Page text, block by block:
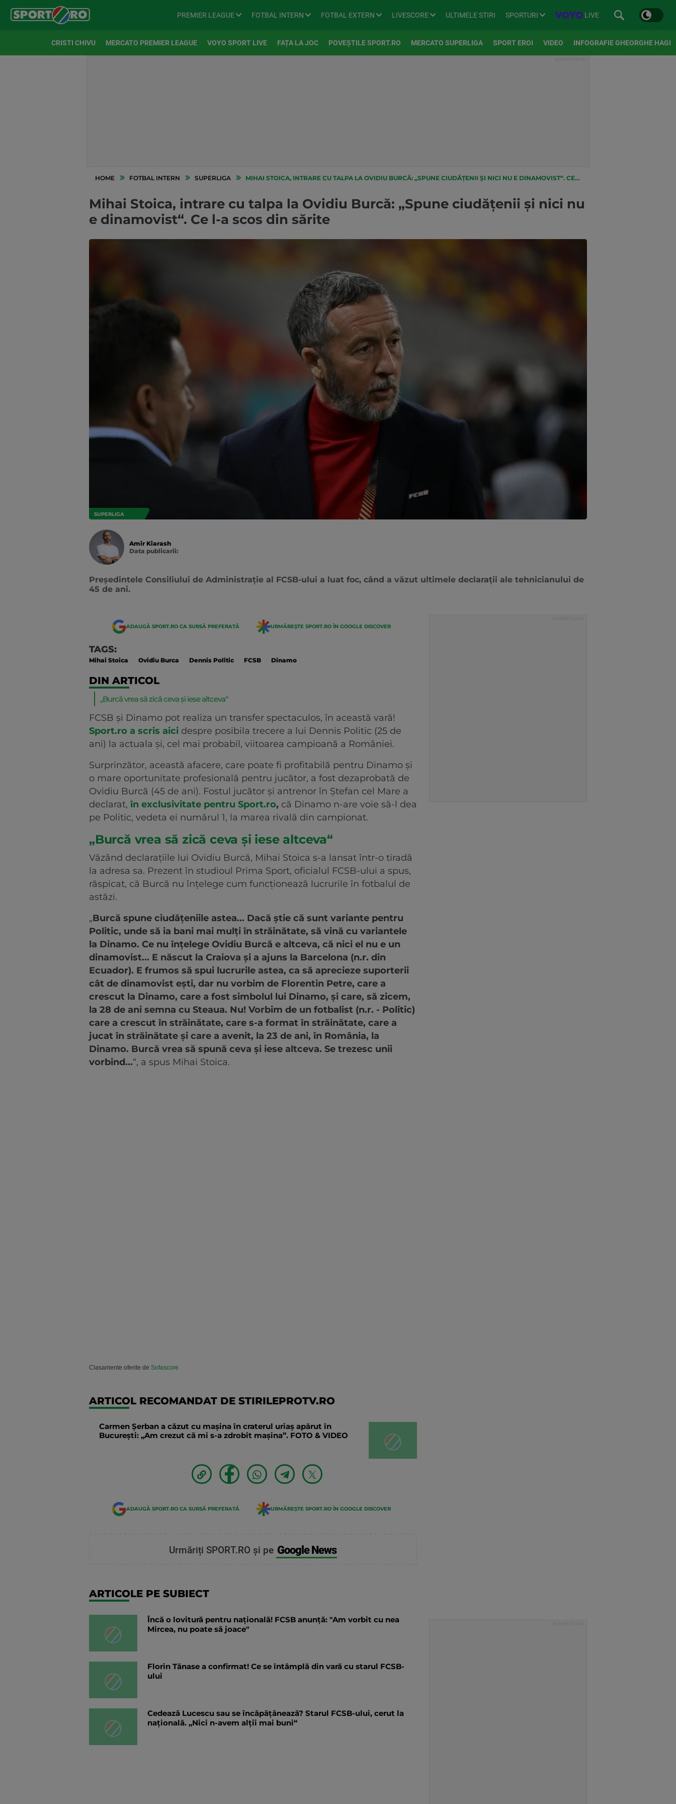
PREMIER LEAGUE FOTBAL INTERN FOTBAL EXTERN LIVESCORE ULTIMELE STIRI SPORTURI LIVE
CRISTI CHIVU MERCATO PREMIER LEAGUE VOYO SPORT LIVE FAȚA LA JOC POVEȘTILE SPORT.RO MERCATO SUPERLIGA SPORT EROI VIDEO INFOGRAFIE GHEORGHE HAGI
HOME FOTBAL INTERN SUPERLIGA MIHAI STOICA, INTRARE CU TALPA LA OVIDIU BURCĂ: „SPUNE CIUDĂȚENII ȘI NICI NU E DINAMOVIST“. CE L-A SCOS DIN SĂRITE
Mihai Stoica, intrare cu talpa la Ovidiu Burcă: „Spune ciudățenii și nici nu
e dinamovist“. Ce l-a scos din sărite
SUPERLIGA
Amir Kiarash
Data publicarii:
Președintele Consiliului de Administrație al FCSB-ului a luat foc, când a văzut ultimele declarații ale tehnicianului de
45 de ani.
ADAUGĂ SPORT.RO CA SURSĂ PREFERATĂ URMĂREȘTE SPORT.RO ÎN GOOGLE DISCOVER
TAGS:
Mihai Stoica Ovidiu Burca Dennis Politic FCSB Dinamo
DIN ARTICOL
„Burcă vrea să zică ceva și iese altceva“
FCSB și Dinamo pot realiza un transfer spectaculos, în această vară!
Sport.ro a scris aici despre posibila trecere a lui Dennis Politic (25 de
ani) la actuala și, cel mai probabil, viitoarea campioană a României.
Surprinzător, această afacere, care poate fi profitabilă pentru Dinamo și
o mare oportunitate profesională pentru jucător, a fost dezaprobată de
Ovidiu Burcă (45 de ani). Fostul jucător și antrenor în Ștefan cel Mare a
declarat, în exclusivitate pentru Sport.ro, că Dinamo n-are voie să-l dea
pe Politic, vedeta ei numărul 1, la marea rivală din campionat.
„Burcă vrea să zică ceva și iese altceva“
Văzând declarațiile lui Ovidiu Burcă, Mihai Stoica s-a lansat într-o tiradă
la adresa sa. Prezent în studioul Prima Sport, oficialul FCSB-ului a spus,
răspicat, că Burcă nu înțelege cum funcționează lucrurile în fotbalul de
astăzi.
„Burcă spune ciudăţeniile astea... Dacă ştie că sunt variante pentru
Politic, unde să ia bani mai mulţi în străinătate, să vină cu variantele
la Dinamo. Ce nu înţelege Ovidiu Burcă e altceva, că nici el nu e un
dinamovist... E născut la Craiova şi a ajuns la Barcelona (n.r. din
Ecuador). E frumos să spui lucrurile astea, ca să aprecieze suporterii
cât de dinamovist eşti, dar nu vorbim de Florentin Petre, care a
crescut la Dinamo, care a fost simbolul lui Dinamo, şi care, să zicem,
la 28 de ani semna cu Steaua. Nu! Vorbim de un fotbalist (n.r. - Politic)
care a crescut în străinătate, care s-a format în străinătate, care a
jucat în străinătate şi care a avenit, la 23 de ani, în România, la
Dinamo. Burcă vrea să spună ceva şi iese altceva. Se trezesc unii
vorbind...“, a spus Mihai Stoica.
Clasamente oferite de Sofascore
ARTICOL RECOMANDAT DE STIRILEPROTV.RO
Carmen Șerban a căzut cu mașina în craterul uriaș apărut în
București: „Am crezut că mi s-a zdrobit mașina”. FOTO & VIDEO
ADAUGĂ SPORT.RO CA SURSĂ PREFERATĂ URMĂREȘTE SPORT.RO ÎN GOOGLE DISCOVER
Urmăriți SPORT.RO și pe Google News
ARTICOLE PE SUBIECT
Încă o lovitură pentru națională! FCSB anunță: "Am vorbit cu nea
Mircea, nu poate să joace"
Florin Tănase a confirmat! Ce se întâmplă din vară cu starul FCSB-
ului
Cedează Lucescu sau se încăpăţânează? Starul FCSB-ului, cerut la
națională. „Nici n-avem alții mai buni“